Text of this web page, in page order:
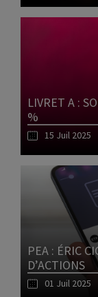
LIVRET A :
%
15 Juil 2025
PEA : ÉRIC
D’ACTIONS
01 Juil 2025